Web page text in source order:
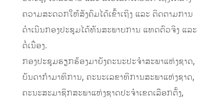
ຄວາມສະດວກໃຫ້ສັງຄົມໄດ້ເຂົ້າເຖິງ ແລະ ຕິດຕາມການ
ດໍາເນີນກອງປະຊຸມໄດ້ທັນສະພາບການ ແທດຕົວຈິງ ແລະ
ຕໍ່ເນື່ອງ.
ກອງປະຊຸມຮຽກຮ້ອງມາຍັງຄະນະປະຈໍາສະພາແຫ່ງຊາດ,
ບັນດາກໍາມາທິການ, ຄະນະເລຂາທິການສະພາແຫ່ງຊາດ,
ຄະນະສະມາຊິກສະພາແຫ່ງຊາດປະຈໍາເຂດເລືອກຕັ້ງ,